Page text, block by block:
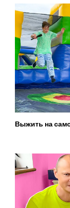
Выжить на